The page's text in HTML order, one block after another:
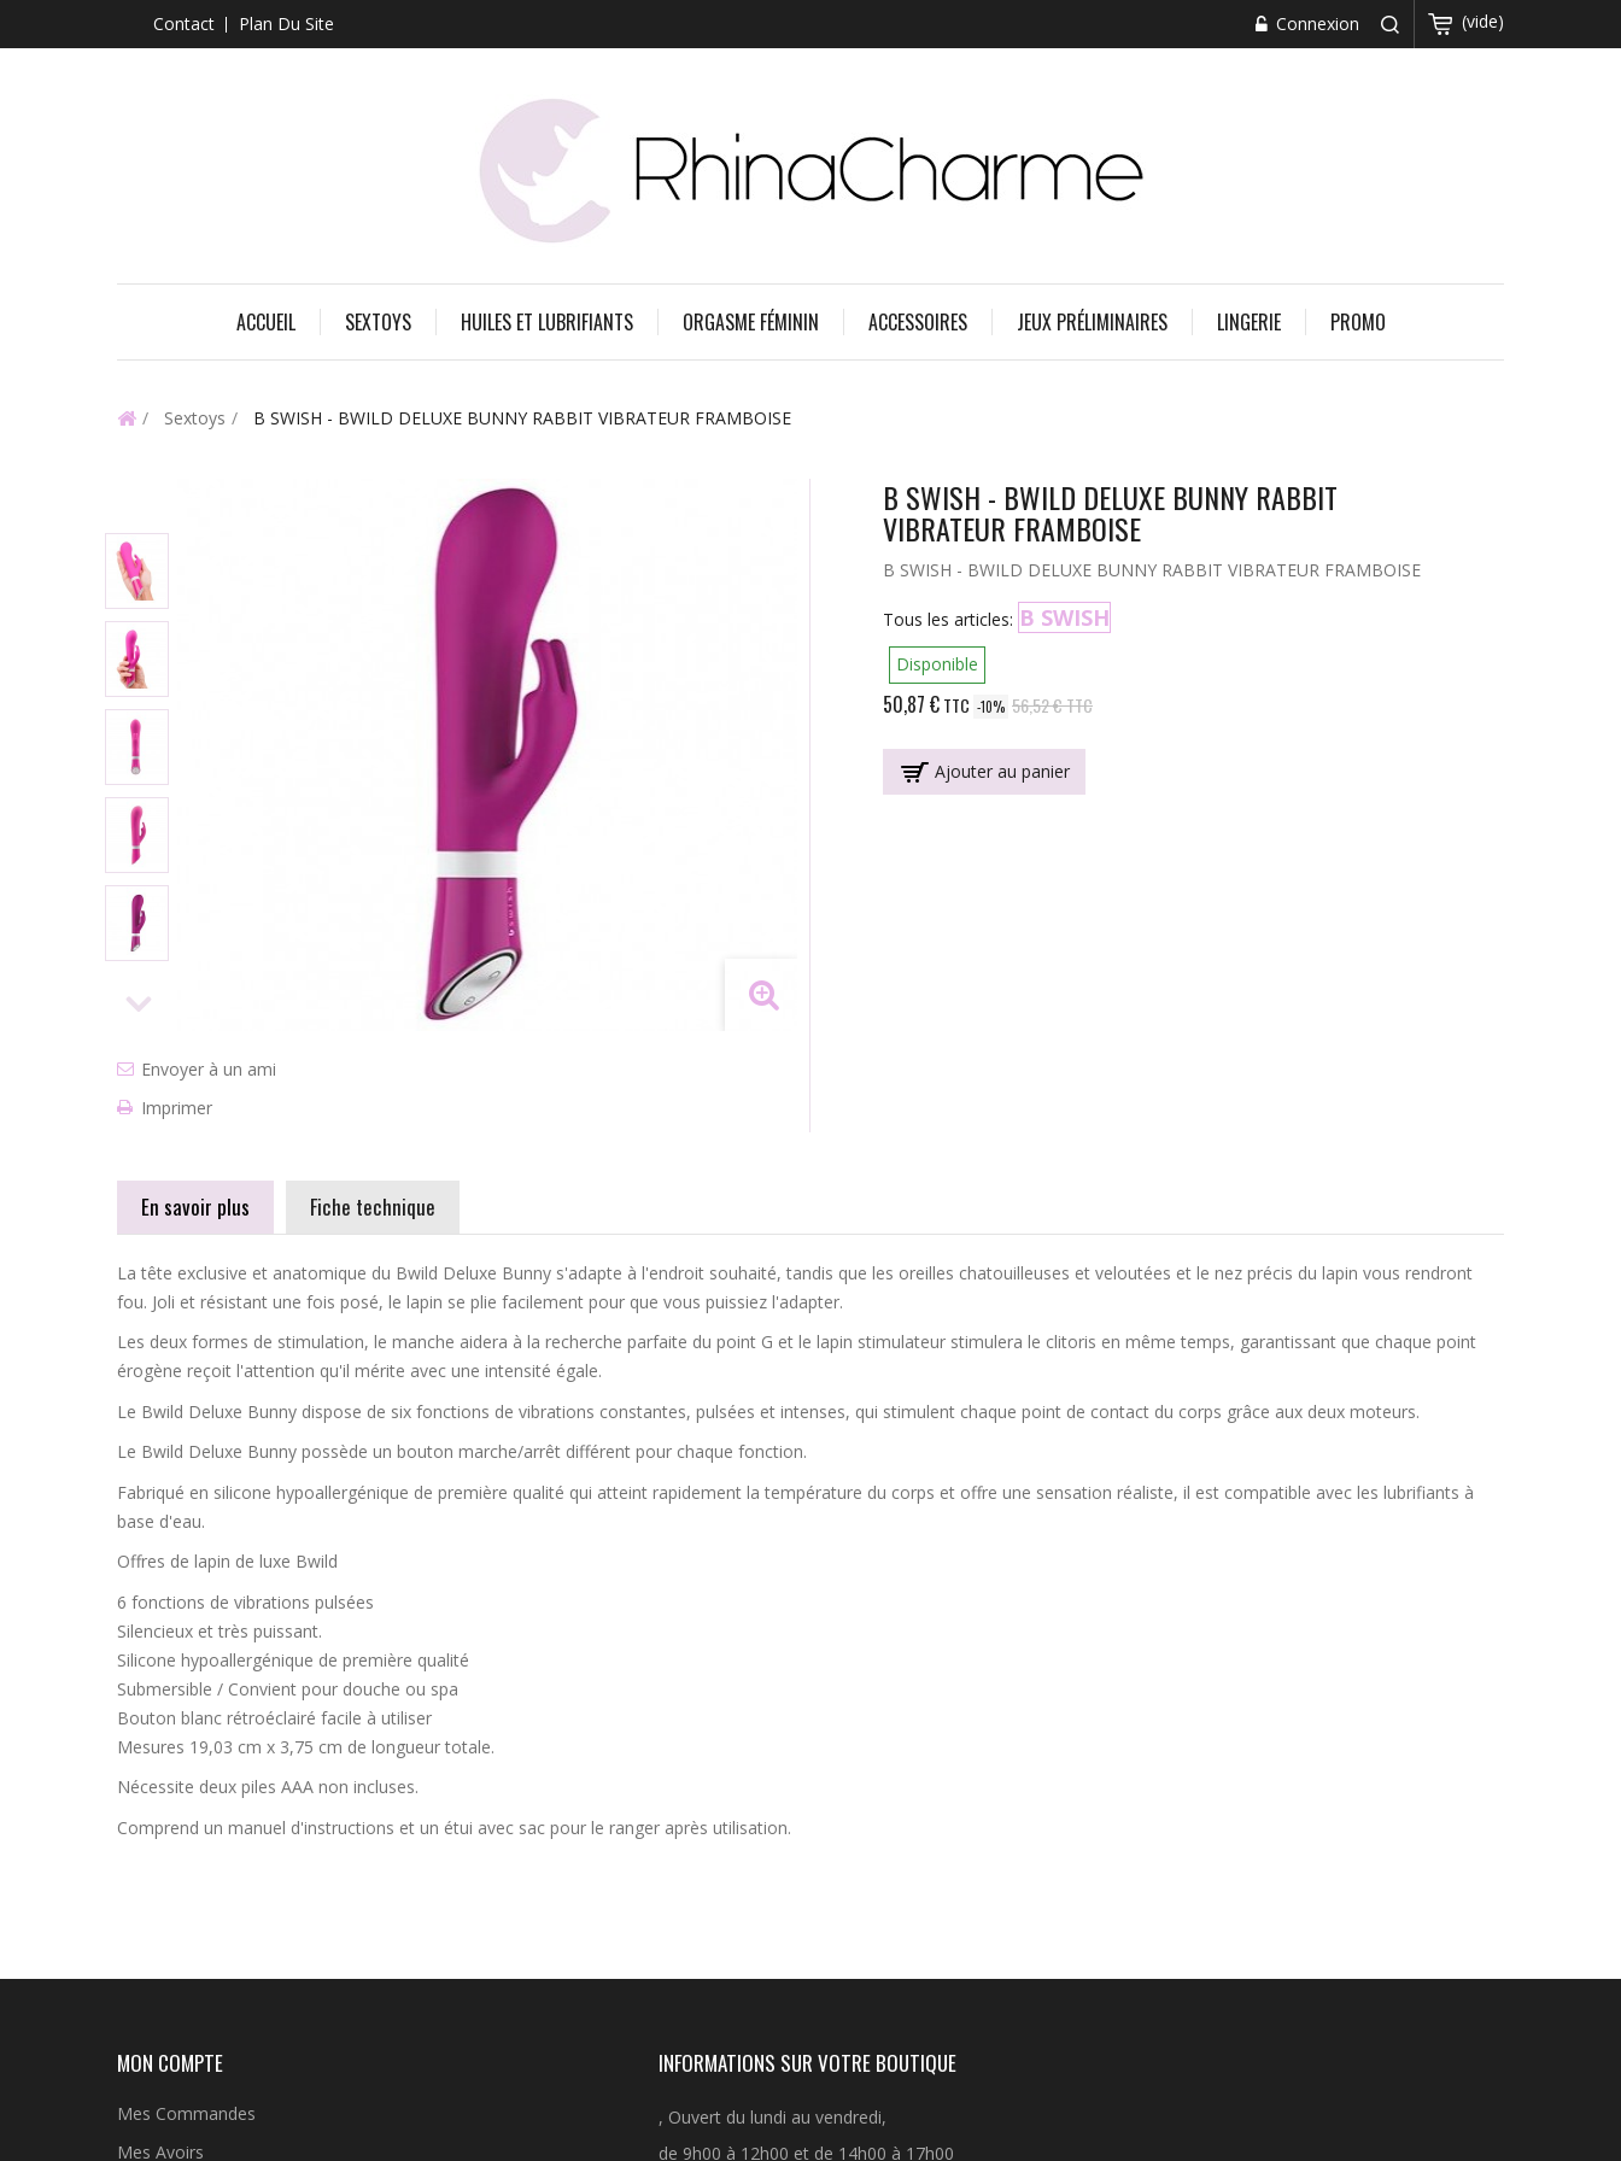
Contact Plan Du Site (vide)
Connexion
ACCUEIL SEXTOYS HUILES ET LUBRIFIANTS ORGASME FÉMININ ACCESSOIRES JEUX PRÉLIMINAIRES LINGERIE PROMO
Sextoys B SWISH - BWILD DELUXE BUNNY RABBIT VIBRATEUR FRAMBOISE
Envoyer à un ami
Imprimer
B SWISH - BWILD DELUXE BUNNY RABBIT
VIBRATEUR FRAMBOISE
B SWISH - BWILD DELUXE BUNNY RABBIT VIBRATEUR FRAMBOISE
Tous les articles: B SWISH
Disponible
50,87 €TTC -10% 56,52 €TTC
Ajouter au panier
En savoir plus Fiche technique
La tête exclusive et anatomique du Bwild Deluxe Bunny s'adapte à l'endroit souhaité, tandis que les oreilles chatouilleuses et veloutées et le nez précis du lapin vous rendront
fou. Joli et résistant une fois posé, le lapin se plie facilement pour que vous puissiez l'adapter.
Les deux formes de stimulation, le manche aidera à la recherche parfaite du point G et le lapin stimulateur stimulera le clitoris en même temps, garantissant que chaque point
érogène reçoit l'attention qu'il mérite avec une intensité égale.
Le Bwild Deluxe Bunny dispose de six fonctions de vibrations constantes, pulsées et intenses, qui stimulent chaque point de contact du corps grâce aux deux moteurs.
Le Bwild Deluxe Bunny possède un bouton marche/arrêt différent pour chaque fonction.
Fabriqué en silicone hypoallergénique de première qualité qui atteint rapidement la température du corps et offre une sensation réaliste, il est compatible avec les lubrifiants à
base d'eau.
Offres de lapin de luxe Bwild
6 fonctions de vibrations pulsées
Silencieux et très puissant.
Silicone hypoallergénique de première qualité
Submersible / Convient pour douche ou spa
Bouton blanc rétroéclairé facile à utiliser
Mesures 19,03 cm x 3,75 cm de longueur totale.
Nécessite deux piles AAA non incluses.
Comprend un manuel d'instructions et un étui avec sac pour le ranger après utilisation.
MON COMPTE
Mes Commandes
Mes Avoirs
INFORMATIONS SUR VOTRE BOUTIQUE
, Ouvert du lundi au vendredi,
de 9h00 à 12h00 et de 14h00 à 17h00